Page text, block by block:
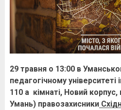
29 травня о 13:00 в
педагогічному університеті
110 а кімнаті, Новий
Умань) правозахисники